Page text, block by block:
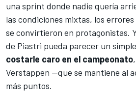
una sprint donde nadie quería
las condiciones mixtas, los
se convirtieron en protagonistas.
de Piastri pueda parecer un
costarle caro en el campeonato
Verstappen —que se mantiene al
más puntos.